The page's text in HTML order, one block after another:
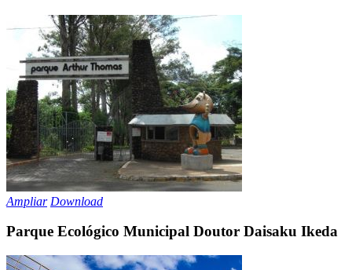
Ampliar Download
Parque Ecológico Municipal Doutor Daisaku Ikeda